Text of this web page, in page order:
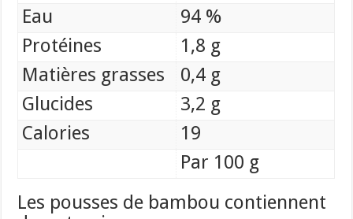
Eau
94 %
Protéines
1,8 g
Matières grasses
0,4 g
Glucides
3,2 g
Calories
19
Par 100 g
Les pousses de bambou contiennent